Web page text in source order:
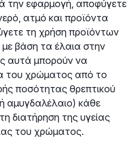
την εφαρμογή, αποφύγετε
ατμό και προϊόντα
τη χρήση προϊόντων
βάση τα έλαια στην
αυτά μπορούν να
του χρώματος από το
ποσότητας θρεπτικού
αμυγδαλέλαιο) κάθε
διατήρηση της υγείας
του χρώματος.